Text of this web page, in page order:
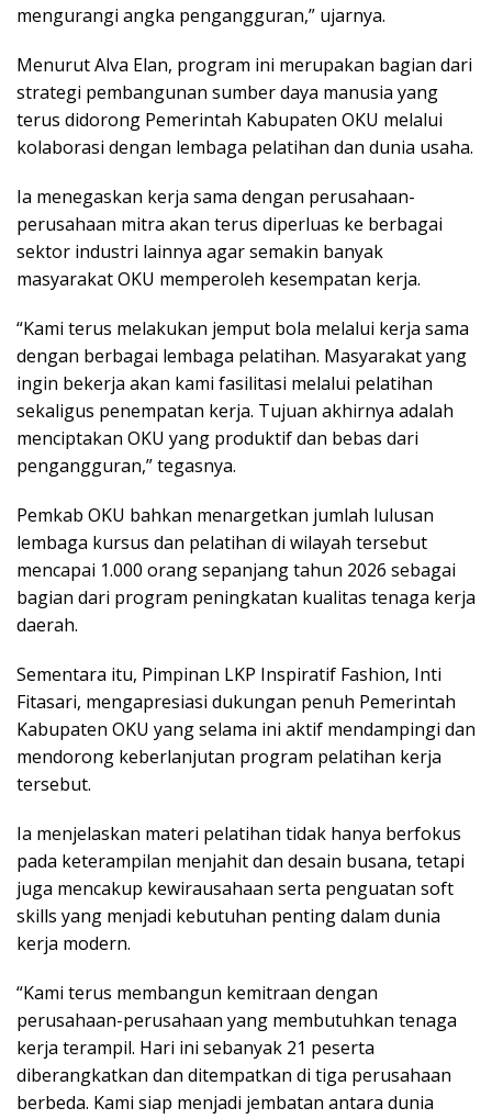
mengurangi angka pengangguran,” ujarnya.
Menurut Alva Elan, program ini merupakan bagian dari
strategi pembangunan sumber daya manusia yang
terus didorong Pemerintah Kabupaten OKU melalui
kolaborasi dengan lembaga pelatihan dan dunia usaha.
Ia menegaskan kerja sama dengan perusahaan-
perusahaan mitra akan terus diperluas ke berbagai
sektor industri lainnya agar semakin banyak
masyarakat OKU memperoleh kesempatan kerja.
“Kami terus melakukan jemput bola melalui kerja sama
dengan berbagai lembaga pelatihan. Masyarakat yang
ingin bekerja akan kami fasilitasi melalui pelatihan
sekaligus penempatan kerja. Tujuan akhirnya adalah
menciptakan OKU yang produktif dan bebas dari
pengangguran,” tegasnya.
Pemkab OKU bahkan menargetkan jumlah lulusan
lembaga kursus dan pelatihan di wilayah tersebut
mencapai 1.000 orang sepanjang tahun 2026 sebagai
bagian dari program peningkatan kualitas tenaga kerja
daerah.
Sementara itu, Pimpinan LKP Inspiratif Fashion, Inti
Fitasari, mengapresiasi dukungan penuh Pemerintah
Kabupaten OKU yang selama ini aktif mendampingi dan
mendorong keberlanjutan program pelatihan kerja
tersebut.
Ia menjelaskan materi pelatihan tidak hanya berfokus
pada keterampilan menjahit dan desain busana, tetapi
juga mencakup kewirausahaan serta penguatan soft
skills yang menjadi kebutuhan penting dalam dunia
kerja modern.
“Kami terus membangun kemitraan dengan
perusahaan-perusahaan yang membutuhkan tenaga
kerja terampil. Hari ini sebanyak 21 peserta
diberangkatkan dan ditempatkan di tiga perusahaan
berbeda. Kami siap menjadi jembatan antara dunia